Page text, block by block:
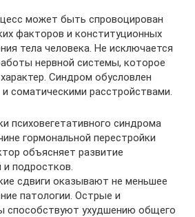
может быть спровоцирован
факторов и конституционных
тела человека. Не исключается
нервной системы, которое
Синдром обусловлен
соматическими расстройствами.
психовегетативного синдрома
гормональной перестройки
объясняет развитие
и подростков.
сдвиги оказывают не меньшее
патологии. Острые и
способствуют ухудшению общего